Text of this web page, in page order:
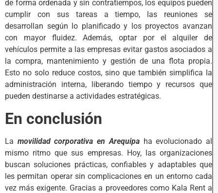
de forma ordenada y sin contratiempos, los equipos pueden
cumplir con sus tareas a tiempo, las reuniones se
desarrollan según lo planificado y los proyectos avanzan
con mayor fluidez. Además, optar por el alquiler de
vehículos permite a las empresas evitar gastos asociados a
la compra, mantenimiento y gestión de una flota propia.
Esto no solo reduce costos, sino que también simplifica la
administración interna, liberando tiempo y recursos que
pueden destinarse a actividades estratégicas.
En conclusión
La movilidad corporativa en Arequipaha evolucionado al
mismo ritmo que sus empresas. Hoy, las organizaciones
buscan soluciones prácticas, confiables y adaptables que
les permitan operar sin complicaciones en un entorno cada
vez más exigente. Gracias a proveedores como Kala Rent a